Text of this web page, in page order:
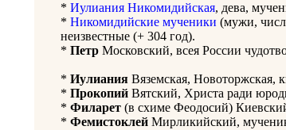
* Иулиания Никомидийская, дева,
* Никомидийские мученики (мужи,
неизвестные (+ 304 год).
* Петр Московский, всея России
* Иулиания Вяземская, Новоторжская,
* Прокопий Вятский, Христа ради
* Филарет (в схиме Феодосий)
* Фемистоклей Мирликийский,